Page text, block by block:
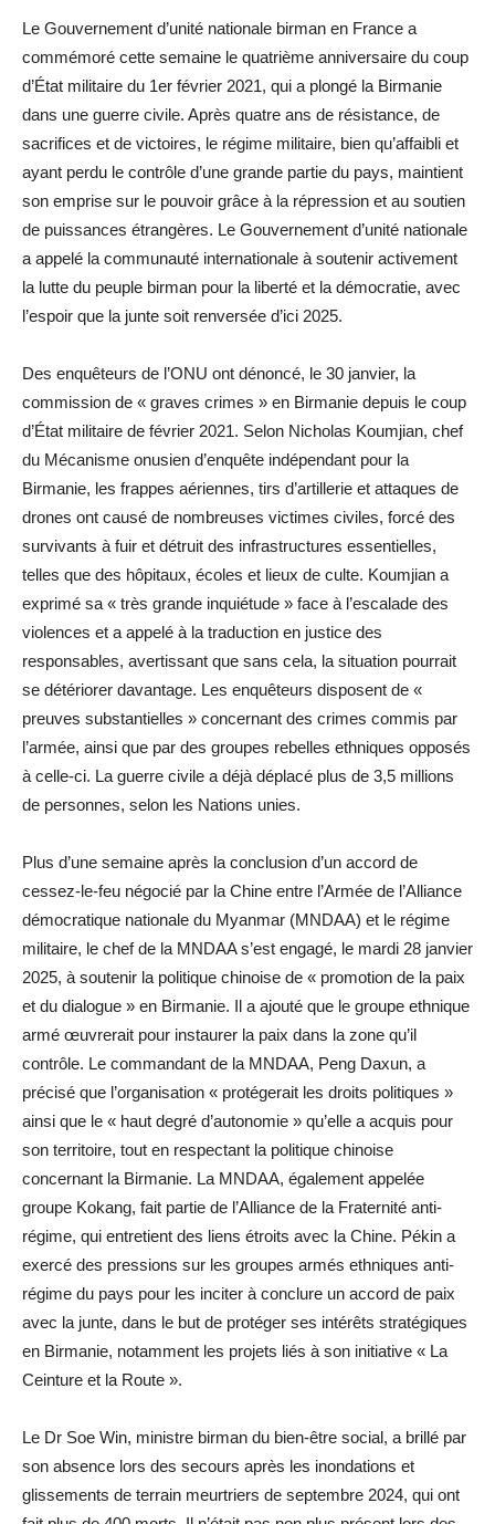
Le Gouvernement d’unité nationale birman en France a
commémoré cette semaine le quatrième anniversaire du coup
d’État militaire du 1er février 2021, qui a plongé la Birmanie
dans une guerre civile. Après quatre ans de résistance, de
sacrifices et de victoires, le régime militaire, bien qu’affaibli et
ayant perdu le contrôle d’une grande partie du pays, maintient
son emprise sur le pouvoir grâce à la répression et au soutien
de puissances étrangères. Le Gouvernement d’unité nationale
a appelé la communauté internationale à soutenir activement
la lutte du peuple birman pour la liberté et la démocratie, avec
l’espoir que la junte soit renversée d’ici 2025.
Des enquêteurs de l’ONU ont dénoncé, le 30 janvier, la
commission de « graves crimes » en Birmanie depuis le coup
d’État militaire de février 2021. Selon Nicholas Koumjian, chef
du Mécanisme onusien d’enquête indépendant pour la
Birmanie, les frappes aériennes, tirs d’artillerie et attaques de
drones ont causé de nombreuses victimes civiles, forcé des
survivants à fuir et détruit des infrastructures essentielles,
telles que des hôpitaux, écoles et lieux de culte. Koumjian a
exprimé sa « très grande inquiétude » face à l’escalade des
violences et a appelé à la traduction en justice des
responsables, avertissant que sans cela, la situation pourrait
se détériorer davantage. Les enquêteurs disposent de «
preuves substantielles » concernant des crimes commis par
l’armée, ainsi que par des groupes rebelles ethniques opposés
à celle-ci. La guerre civile a déjà déplacé plus de 3,5 millions
de personnes, selon les Nations unies.
Plus d’une semaine après la conclusion d’un accord de
cessez-le-feu négocié par la Chine entre l’Armée de l’Alliance
démocratique nationale du Myanmar (MNDAA) et le régime
militaire, le chef de la MNDAA s’est engagé, le mardi 28 janvier
2025, à soutenir la politique chinoise de « promotion de la paix
et du dialogue » en Birmanie. Il a ajouté que le groupe ethnique
armé œuvrerait pour instaurer la paix dans la zone qu’il
contrôle. Le commandant de la MNDAA, Peng Daxun, a
précisé que l’organisation « protégerait les droits politiques »
ainsi que le « haut degré d’autonomie » qu’elle a acquis pour
son territoire, tout en respectant la politique chinoise
concernant la Birmanie. La MNDAA, également appelée
groupe Kokang, fait partie de l’Alliance de la Fraternité anti-
régime, qui entretient des liens étroits avec la Chine. Pékin a
exercé des pressions sur les groupes armés ethniques anti-
régime du pays pour les inciter à conclure un accord de paix
avec la junte, dans le but de protéger ses intérêts stratégiques
en Birmanie, notamment les projets liés à son initiative « La
Ceinture et la Route ».
Le Dr Soe Win, ministre birman du bien-être social, a brillé par
son absence lors des secours après les inondations et
glissements de terrain meurtriers de septembre 2024, qui ont